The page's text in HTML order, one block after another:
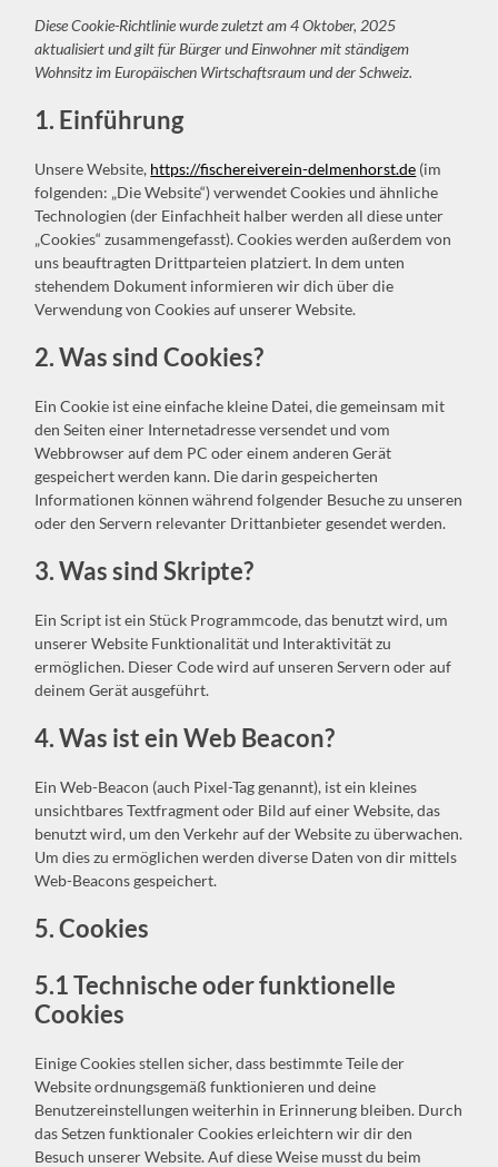
Diese Cookie-Richtlinie wurde zuletzt am 4 Oktober, 2025
aktualisiert und gilt für Bürger und Einwohner mit ständigem
Wohnsitz im Europäischen Wirtschaftsraum und der Schweiz.
1. Einführung
Unsere Website, https://fischereiverein-delmenhorst.de (im
folgenden: „Die Website“) verwendet Cookies und ähnliche
Technologien (der Einfachheit halber werden all diese unter
„Cookies“ zusammengefasst). Cookies werden außerdem von
uns beauftragten Drittparteien platziert. In dem unten
stehendem Dokument informieren wir dich über die
Verwendung von Cookies auf unserer Website.
2. Was sind Cookies?
Ein Cookie ist eine einfache kleine Datei, die gemeinsam mit
den Seiten einer Internetadresse versendet und vom
Webbrowser auf dem PC oder einem anderen Gerät
gespeichert werden kann. Die darin gespeicherten
Informationen können während folgender Besuche zu unseren
oder den Servern relevanter Drittanbieter gesendet werden.
3. Was sind Skripte?
Ein Script ist ein Stück Programmcode, das benutzt wird, um
unserer Website Funktionalität und Interaktivität zu
ermöglichen. Dieser Code wird auf unseren Servern oder auf
deinem Gerät ausgeführt.
4. Was ist ein Web Beacon?
Ein Web-Beacon (auch Pixel-Tag genannt), ist ein kleines
unsichtbares Textfragment oder Bild auf einer Website, das
benutzt wird, um den Verkehr auf der Website zu überwachen.
Um dies zu ermöglichen werden diverse Daten von dir mittels
Web-Beacons gespeichert.
5. Cookies
5.1 Technische oder funktionelle
Cookies
Einige Cookies stellen sicher, dass bestimmte Teile der
Website ordnungsgemäß funktionieren und deine
Benutzereinstellungen weiterhin in Erinnerung bleiben. Durch
das Setzen funktionaler Cookies erleichtern wir dir den
Besuch unserer Website. Auf diese Weise musst du beim